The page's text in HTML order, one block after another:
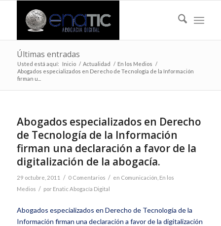
Últimas entradas
Usted está aquí: Inicio / Actualidad / En los Medios /
Abogados especializados en Derecho de Tecnología de la Información
firman u...
Abogados especializados en Derecho
de Tecnología de la Información
firman una declaración a favor de la
digitalización de la abogacía.
29 octubre, 2011 / 0 Comentarios / en Comunicación En los
Medios / por Enatic Abogacía Digital
Abogados especializados en Derecho de Tecnología de la
Información firman una declaración a favor de la digitalización